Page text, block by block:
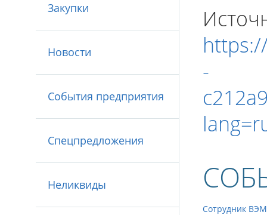
Закупки
Новости
События предприятия
Спецпредложения
Неликвиды
-
Сотрудник